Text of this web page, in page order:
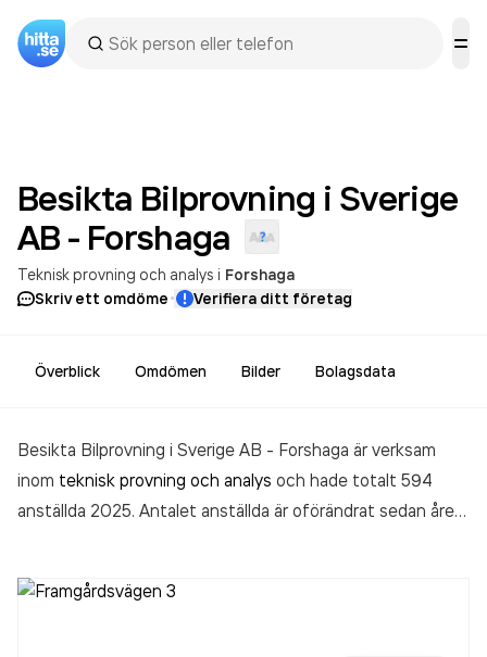
Besikta Bilprovning i Sverige
AB - Forshaga
Teknisk provning och analys i Forshaga
Skriv ett omdöme· Verifiera ditt företag
Överblick Omdömen Bilder Bolagsdata
Besikta Bilprovning i Sverige AB - Forshaga är verksam
inom teknisk provning och analys och hade totalt 594
anställda 2025. Antalet anställda är oförändrat sedan året
877 707 000,00 krsenaste räkenskapsåret (2025).